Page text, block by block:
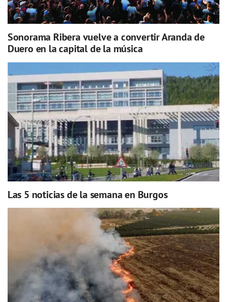
Sonorama Ribera vuelve a convertir Aranda de
Duero en la capital de la música
Las 5 noticias de la semana en Burgos